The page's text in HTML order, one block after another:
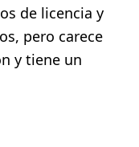
de licencia y
pero carece
y tiene un